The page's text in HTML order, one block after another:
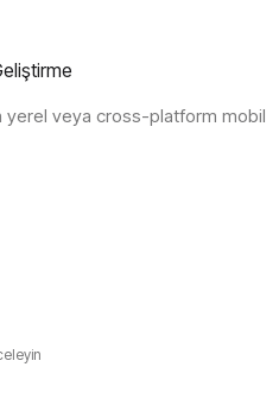
yerel veya cross-platform mobil